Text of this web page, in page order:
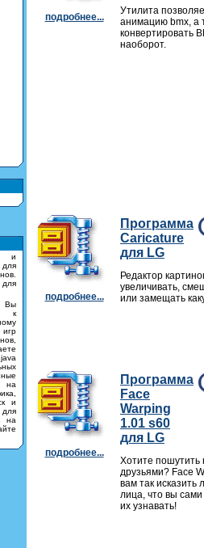
и
Вы
к
игр
на
и
на
подробнее...
Утилита
анимацию bmx, а
конвертировать
наоборот.
подробнее...
Программа
Caricature
для LG
Редактор
увеличивать,
или замещать
подробнее...
Программа
Face
Warping
1.01 s60
для LG
Хотите пошутить
друзьями? Face
вам так
лица, что вы
их узнавать!